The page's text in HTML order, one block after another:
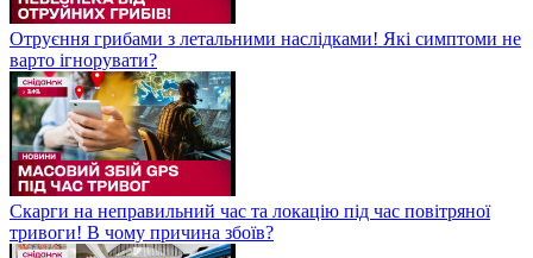
Отруєння грибами з летальними наслідками! Які симптоми не
варто ігнорувати?
Скарги на неправильний час та локацію під час повітряної
тривоги! В чому причина збоїв?